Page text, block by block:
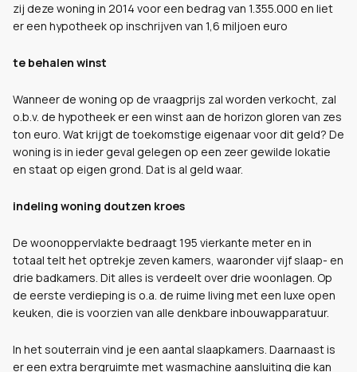
zij deze woning in 2014 voor een bedrag van 1.355.000 en liet
er een hypotheek op inschrijven van 1,6 miljoen euro
te behalen winst
Wanneer de woning op de vraagprijs zal worden verkocht, zal
o.b.v. de hypotheek er een winst aan de horizon gloren van zes
ton euro. Wat krijgt de toekomstige eigenaar voor dit geld? De
woning is in ieder geval gelegen op een zeer gewilde lokatie
en staat op eigen grond. Dat is al geld waar.
indeling woning doutzen kroes
De woonoppervlakte bedraagt 195 vierkante meter en in
totaal telt het optrekje zeven kamers, waaronder vijf slaap- en
drie badkamers. Dit alles is verdeelt over drie woonlagen. Op
de eerste verdieping is o.a. de ruime living met een luxe open
keuken, die is voorzien van alle denkbare inbouwapparatuur.
In het souterrain vind je een aantal slaapkamers. Daarnaast is
er een extra bergruimte met wasmachine aansluiting die kan